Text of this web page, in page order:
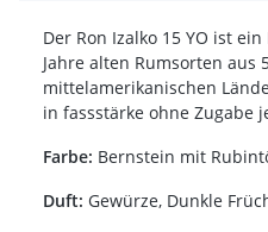
Der Ron Izalko 15 YO ist
Jahre alten Rumsorten aus
mittelamerikanischen
in fassstärke ohne Zugabe
Farbe: Bernstein mit
Duft: Gewürze, Dunkle